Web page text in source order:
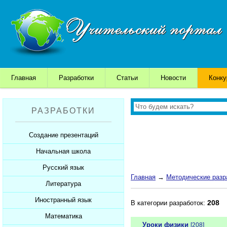
Главная Разработки Статьи Новости
РАЗРАБОТКИ
Создание презентаций
Шаблоны для презентаций
Советы начинающим
Советы дедушки
К презентации...
Начальная школа
Уроки
Презентации
Мультимедийные тесты
Печатные тесты
Русский язык
Уроки
Презентации
Мультимедийные тесты
Литература
Уроки
Презентации
Иностранный язык
Уроки
Математика
Главная → Методические
В категории разработок: 208
Уроки физики [208]